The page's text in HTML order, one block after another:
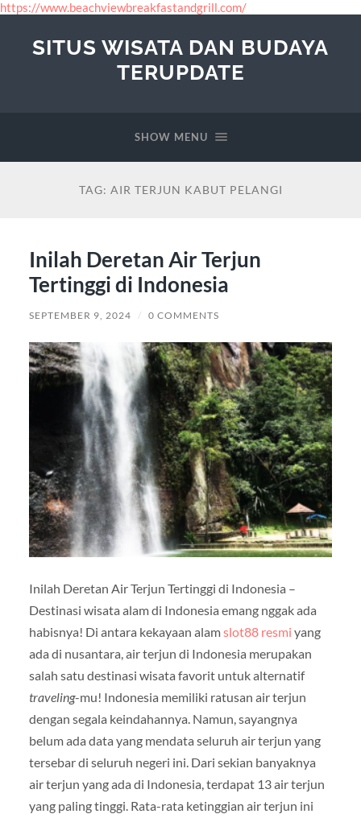
https://www.beachviewbreakfastandgrill.com/
SITUS WISATA DAN BUDAYA
TERUPDATE
SHOW MENU
TAG: AIR TERJUN KABUT PELANGI
Inilah Deretan Air Terjun
Tertinggi di Indonesia
SEPTEMBER 9, 2024 / 0 COMMENTS
Inilah Deretan Air Terjun Tertinggi di Indonesia –
Destinasi wisata alam di Indonesia emang nggak ada
habisnya! Di antara kekayaan alamslot88 resmi yang
ada di nusantara, air terjun di Indonesia merupakan
salah satu destinasi wisata favorit untuk alternatif
traveling-mu! Indonesia memiliki ratusan air terjun
dengan segala keindahannya. Namun, sayangnya
belum ada data yang mendata seluruh air terjun yang
tersebar di seluruh negeri ini. Dari sekian banyaknya
air terjun yang ada di Indonesia, terdapat 13 air terjun
yang paling tinggi. Rata-rata ketinggian air terjun ini